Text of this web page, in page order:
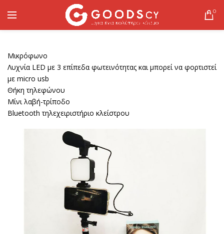
0
Μικρόφωνο
Λυχνία LED με 3 επίπεδα φωτεινότητας και μπορεί να φορτιστεί
με micro usb
Θήκη τηλεφώνου
Μίνι λαβή-τρίποδο
Bluetooth τηλεχειριστήριο κλείστρου